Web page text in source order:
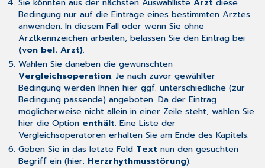
Sie könnten aus der nächsten Auswahlliste Arzt diese
Bedingung nur auf die Einträge eines bestimmten Arztes
anwenden. In diesem Fall oder wenn Sie ohne
Arztkennzeichen arbeiten, belassen Sie den Eintrag bei
(von bel. Arzt).
Wählen Sie daneben die gewünschten
Vergleichsoperation. Je nach zuvor gewählter
Bedingung werden Ihnen hier ggf. unterschiedliche (zur
Bedingung passende) angeboten. Da der Eintrag
möglicherweise nicht allein in einer Zeile steht, wählen Sie
hier die Option enthält. Eine Liste der
Vergleichsoperatoren erhalten Sie am Ende des Kapitels.
Geben Sie in das letzte Feld Text nun den gesuchten
Begriff ein (hier: Herzrhythmusstörung).